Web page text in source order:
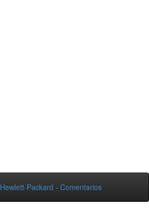
Hewlett-Packard - Comentarios